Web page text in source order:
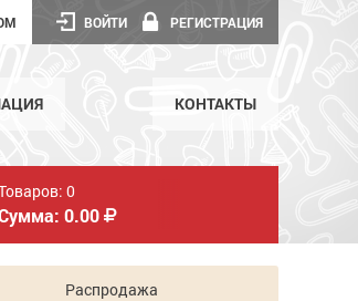
ВОЙТИ РЕГИСТРАЦИЯ
КОНТАКТЫ
0
0.00
Распродажа